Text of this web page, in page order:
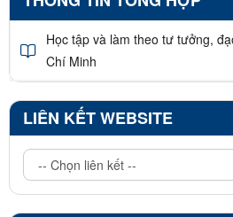
Học tập và làm theo tư tưởng,
Chí Minh
LIÊN KẾT WEBSITE